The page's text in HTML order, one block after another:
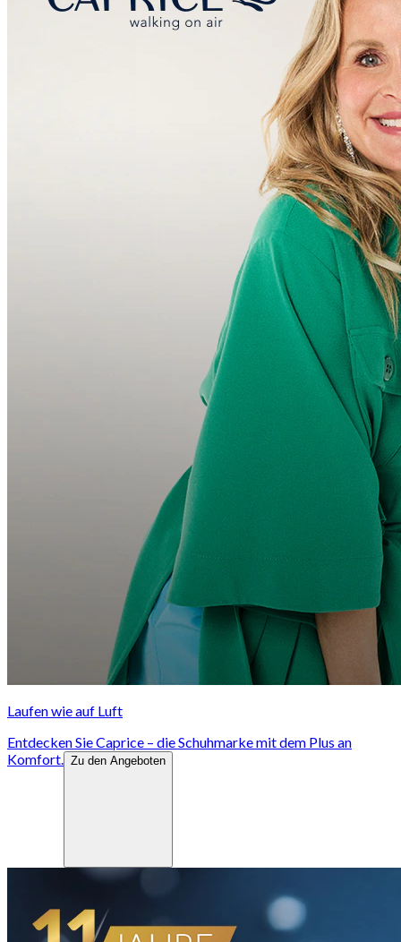
Laufen wie auf Luft
Entdecken Sie Caprice – die Schuhmarke mit dem Plus an
Komfort. Zu den Angeboten